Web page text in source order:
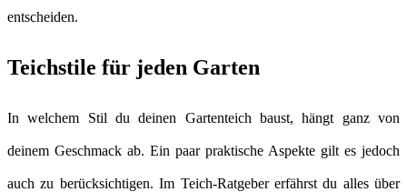
entscheiden.
Teichstile für jeden Garten
In welchem Stil du deinen Gartenteich baust, hängt ganz von
deinem Geschmack ab. Ein paar praktische Aspekte gilt es jedoch
auch zu berücksichtigen. Im Teich-Ratgeber erfährst du alles über